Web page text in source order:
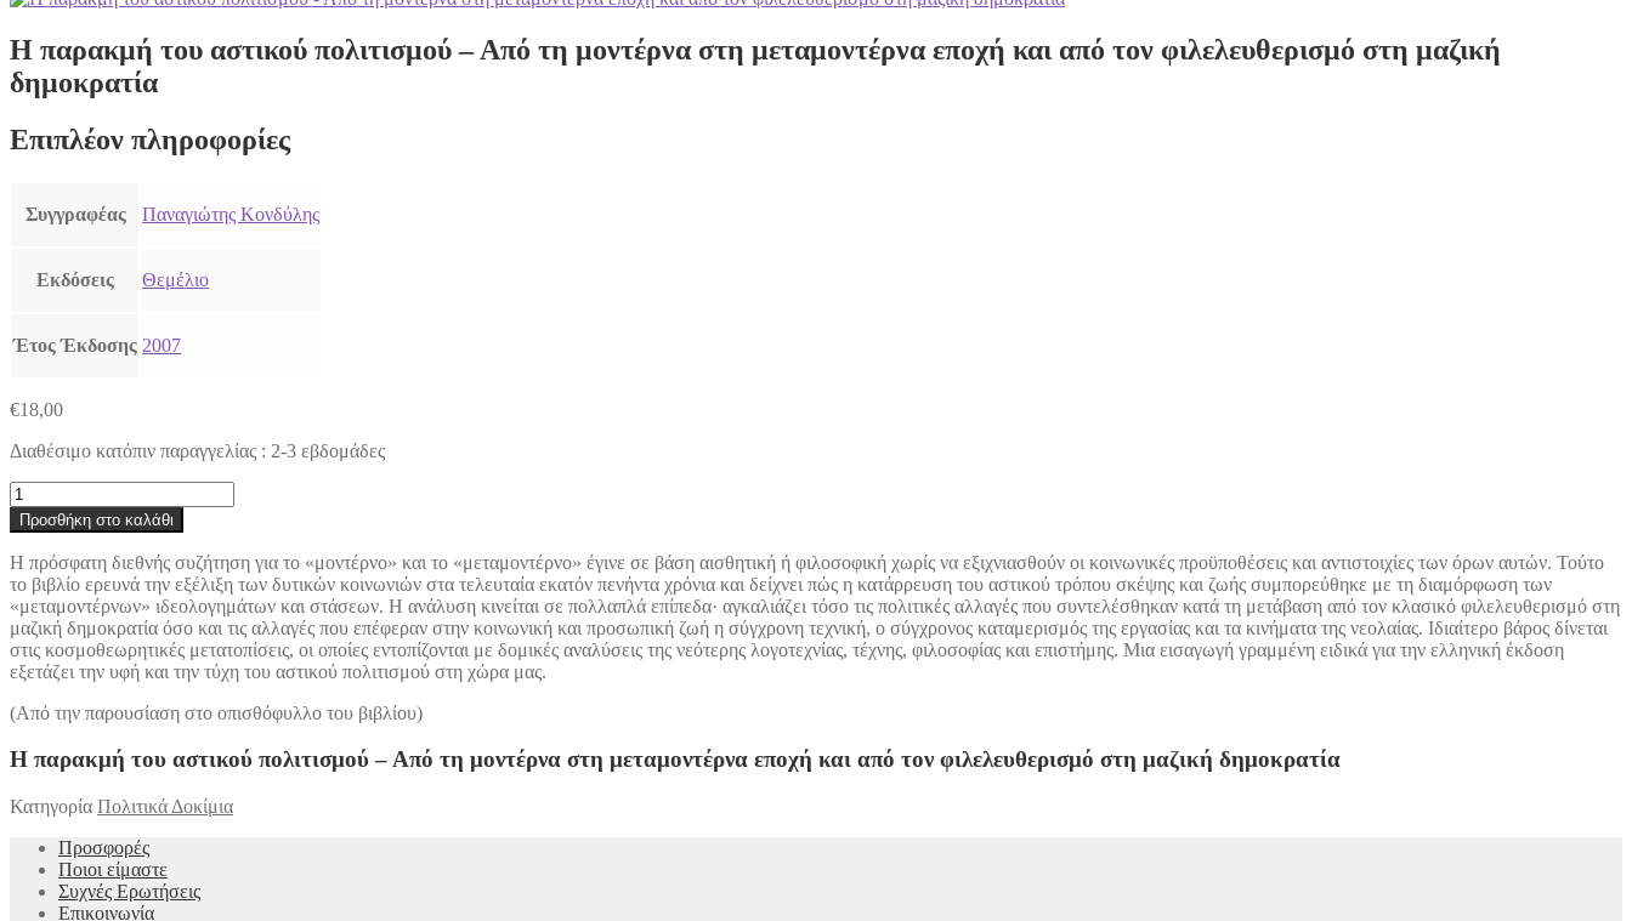
Η παρακμή του αστικού πολιτισμού – Από τη μοντέρνα στη μεταμοντέρνα εποχή και από τον φιλελευθερισμό στη μαζική
δημοκρατία
Επιπλέον πληροφορίες
Συγγραφέας Παναγιώτης Κονδύλης
Εκδόσεις Θεμέλιο
Έτος Έκδοσης 2007
€18,00
Διαθέσιμο κατόπιν παραγγελίας : 2-3 εβδομάδες
Η
παρακμή
του
αστικού
πολιτισμού
-
Από
τη
μοντέρνα
στη
μεταμοντέρνα
και
τον
φιλελευθερισμό
μαζική
δημοκρατία
ποσότητα
Προσθήκη στο καλάθι
Η πρόσφατη διεθνής συζήτηση για το «μοντέρνο» και το «μεταμοντέρνο» έγινε σε βάση αισθητική ή φιλοσοφική χωρίς να εξιχνιασθούν οι κοινωνικές προϋποθέσεις και αντιστοιχίες των όρων αυτών. Τούτο
το βιβλίο ερευνά την εξέλιξη των δυτικών κοινωνιών στα τελευταία εκατόν πενήντα χρόνια και δείχνει πώς η κατάρρευση του αστικού τρόπου σκέψης και ζωής συμπορεύθηκε με τη διαμόρφωση των
«μεταμοντέρνων» ιδεολογημάτων και στάσεων. Η ανάλυση κινείται σε πολλαπλά επίπεδα· αγκαλιάζει τόσο τις πολιτικές αλλαγές που συντελέσθηκαν κατά τη μετάβαση από τον κλασικό φιλελευθερισμό στη
μαζική δημοκρατία όσο και τις αλλαγές που επέφεραν στην κοινωνική και προσωπική ζωή η σύγχρονη τεχνική, ο σύγχρονος καταμερισμός της εργασίας και τα κινήματα της νεολαίας. Ιδιαίτερο βάρος δίνεται
στις κοσμοθεωρητικές μετατοπίσεις, οι οποίες εντοπίζονται με δομικές αναλύσεις της νεότερης λογοτεχνίας, τέχνης, φιλοσοφίας και επιστήμης. Μια εισαγωγή γραμμένη ειδικά για την ελληνική έκδοση
εξετάζει την υφή και την τύχη του αστικού πολιτισμού στη χώρα μας.
(Από την παρουσίαση στο οπισθόφυλλο του βιβλίου)
Η παρακμή του αστικού πολιτισμού – Από τη μοντέρνα στη μεταμοντέρνα εποχή και από τον φιλελευθερισμό στη μαζική δημοκρατία
Κατηγορία Πολιτικά Δοκίμια
Προσφορές
Ποιοι είμαστε
Συχνές Ερωτήσεις
Επικοινωνία